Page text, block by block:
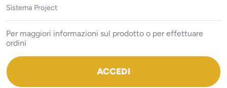
Sistema Project
Per maggiori informazioni sul prodotto o per effettuare
ordini
ACCEDI